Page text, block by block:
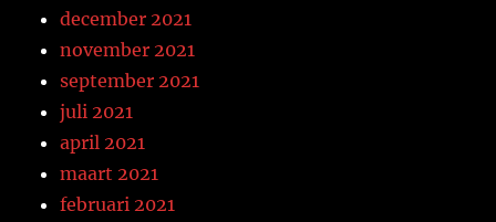
december 2021
november 2021
september 2021
juli 2021
april 2021
maart 2021
februari 2021